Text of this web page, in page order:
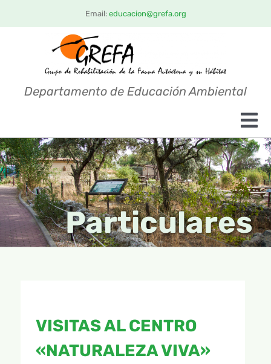
Email: educacion@grefa.org
Departamento de Educación Ambiental
INICIO
VISITAS
ESCOLARES
OTROS GRUPOS
FICHAS PREVIAS A LA VISITA
ACTIVIDADES
CAMPAMENTOS
CURSOS
EDUCACIÓN INFANTIL
EDUCACIÓN PRIMARIA
CUADERNILLOS DIDÁCTICOS
TEBEOS
INFORMACIÓN
INFORMACIÓN GENERAL
NOTICIAS
Particulares
VISITAS AL CENTRO
«NATURALEZA VIVA»